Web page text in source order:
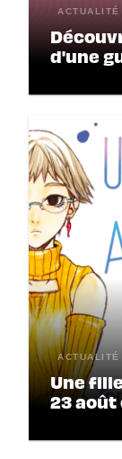
ACTUALITÉ
d'une
ACTUALITÉ
Une
23